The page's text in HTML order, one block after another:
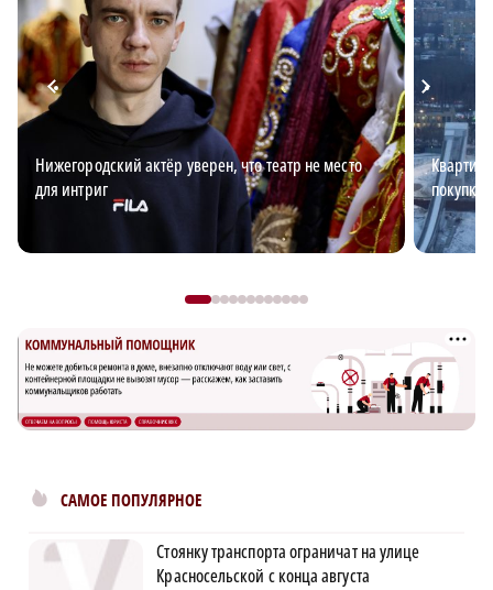
Нижегородский актёр уверен, что театр не место
для интриг
САМОЕ ПОПУЛЯРНОЕ
Стоянку транспорта ограничат на улице
Красносельской с конца августа